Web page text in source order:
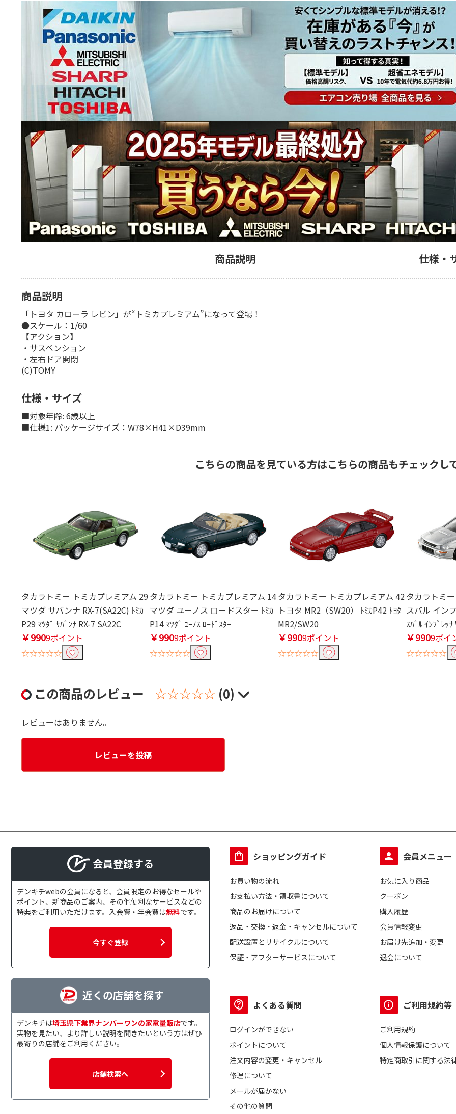
商品説明 仕様・
商品説明
「トヨタ カローラ レビン」が“トミカプレミアム”になって登場！
●スケール：1/60
【アクション】
・サスペンション
・左右ドア開閉
(C)TOMY
仕様・サイズ
■対象年齢: 6歳以上
■仕様1: パッケージサイズ：W78×H41×D39mm
こちらの商品を見ている方はこちらの商品もチェックし
タカラトミー トミカプレミアム 29
マツダ サバンナ RX-7(SA22C) ﾄﾐｶ
P29 ﾏﾂﾀﾞ ｻﾊﾞﾝﾅ RX-7 SA22C
￥9909ポイント
☆☆☆☆☆
タカラトミー トミカプレミアム 14
マツダ ユーノス ロードスター ﾄﾐｶ
P14 ﾏﾂﾀﾞ ﾕｰﾉｽ ﾛｰﾄﾞｽﾀｰ
￥9909ポイント
☆☆☆☆☆
タカラトミー トミカプレミアム 42
トヨタ MR2（SW20） ﾄﾐｶP42 ﾄﾖﾀ
MR2/SW20
￥9909ポイント
☆☆☆☆☆
タカラトミ
スバル イン
ｽﾊﾞﾙ ｲﾝﾌﾟﾚｯｻ
￥9909ポイ
☆☆☆☆☆
この商品のレビュー ☆☆☆☆☆ (0)
レビューはありません。
レビューを投稿
会員登録する
デンキチwebの会員になると、会員限定のお得なセールや
ポイント、新商品のご案内、その他便利なサービスなどの
特典をご利用いただけます。入会費・年会費は無料です。
今すぐ登録
近くの店舗を探す
デンキチは埼玉県下業界ナンバーワンの家電量販店です。
実物を見たい、より詳しい説明を聞きたいという方はぜひ
最寄りの店舗をご利用ください。
店舗検索へ
ショッピングガイド
お買い物の流れ
お支払い方法・領収書について
商品のお届けについて
返品・交換・返金・キャンセルについて
配送設置とリサイクルについて
保証・アフターサービスについて
会員メニュー
お気に入り商品
クーポン
購入履歴
会員情報変更
お届け先追加・変更
退会について
よくある質問
ログインができない
ポイントについて
注文内容の変更・キャンセル
修理について
メールが届かない
その他の質問
ご利用規約等
ご利用規約
個人情報保護について
特定商取引に関する法